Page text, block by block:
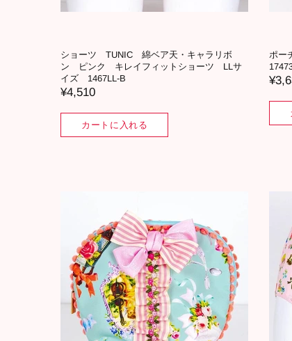
ショーツ TUNIC 綿ベア天・キャラリボ
ン ピンク キレイフィットショーツ LLサ
イズ 1467LL-B
¥4,510
カートに入れる
ポー